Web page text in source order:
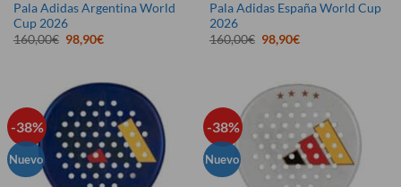
Pala Adidas Argentina World
Cup 2026
160,00€ El
precio
160,00€.
98,90€El
98,90€.
Pala Adidas España World Cup
2026
160,00€ El
precio
160,00€.
98,90€El
98,90€.
-38%
Nuevo
-38%
Nuevo